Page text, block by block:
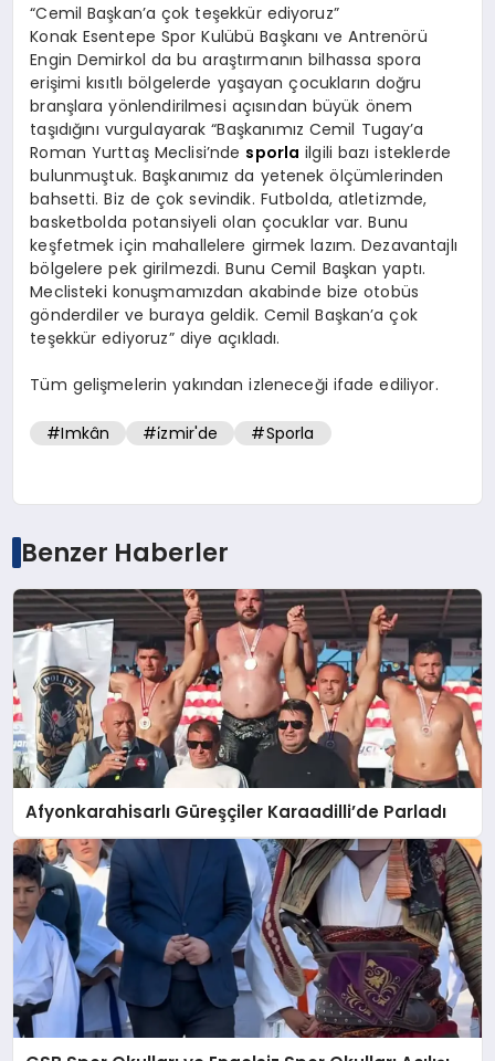
“Cemil Başkan’a çok teşekkür ediyoruz”
Konak Esentepe Spor Kulübü Başkanı ve Antrenörü
Engin Demirkol da bu araştırmanın bilhassa spora
erişimi kısıtlı bölgelerde yaşayan çocukların doğru
branşlara yönlendirilmesi açısından büyük önem
taşıdığını vurgulayarak “Başkanımız Cemil Tugay’a
Roman Yurttaş Meclisi’nde sporla ilgili bazı isteklerde
bulunmuştuk. Başkanımız da yetenek ölçümlerinden
bahsetti. Biz de çok sevindik. Futbolda, atletizmde,
basketbolda potansiyeli olan çocuklar var. Bunu
keşfetmek için mahallelere girmek lazım. Dezavantajlı
bölgelere pek girilmezdi. Bunu Cemil Başkan yaptı.
Meclisteki konuşmamızdan akabinde bize otobüs
gönderdiler ve buraya geldik. Cemil Başkan’a çok
teşekkür ediyoruz” diye açıkladı.
Tüm gelişmelerin yakından izleneceği ifade ediliyor.
#Imkân #i̇zmir'de #Sporla
Benzer Haberler
Afyonkarahisarlı Güreşçiler Karaadilli’de Parladı